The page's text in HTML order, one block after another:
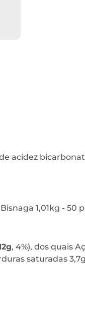
acidez
1,01kg - 50
, 4%), dos quais
saturadas